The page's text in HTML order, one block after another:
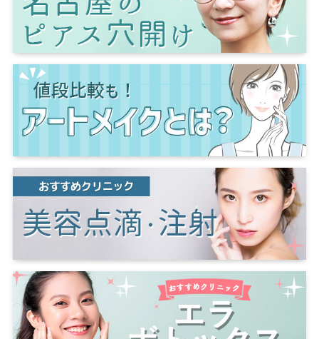
川崎
藤沢 相模原 横須賀
埼玉
川越 川口 所沢
千葉 千葉市 柏
長野 長野市 松本
奈良
香川 高松
愛媛 松山
大分 大分市
熊本 熊本市
鹿児島 鹿児島市